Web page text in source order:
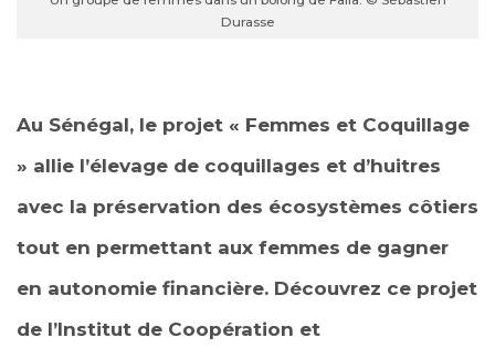
Durasse
Au Sénégal, le projet « Femmes et Coquillage
» allie l’élevage de coquillages et d’huitres
avec la préservation des écosystèmes côtiers
tout en permettant aux femmes de gagner
en autonomie financière. Découvrez ce projet
de l’Institut de Coopération et